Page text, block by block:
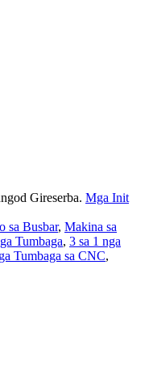
Gireserba. Mga Init
sa Busbar, Makina sa
Tumbaga, 3 sa 1 nga
Tumbaga sa CNC,